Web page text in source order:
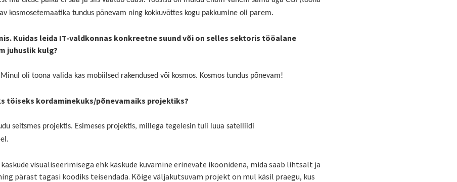
kosmosetemaatika tundus põnevam ning kokkuvõttes kogu pakkumine oli parem.
Kuidas leida IT-valdkonnas konkreetne suund või on selles sektoris tööalane
juhuslik kulg?
oli toona valida kas mobiilsed rakendused või kosmos. Kosmos tundus põnevam!
töiseks kordaminekuks/põnevamaiks projektiks?
seitsmes projektis. Esimeses projektis, millega tegelesin tuli luua satelliidi
visualiseerimisega ehk käskude kuvamine erinevate ikoonidena, mida saab lihtsalt ja
pärast tagasi koodiks teisendada. Kõige väljakutsuvam projekt on mul käsil praegu, kus